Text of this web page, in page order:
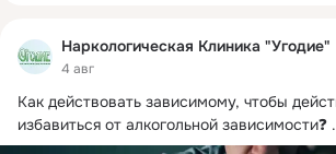
Наркологическая Клиника "Угодие"
4 авг
Как действовать зависимому, чтобы
избавиться от алкогольной зависимости❓